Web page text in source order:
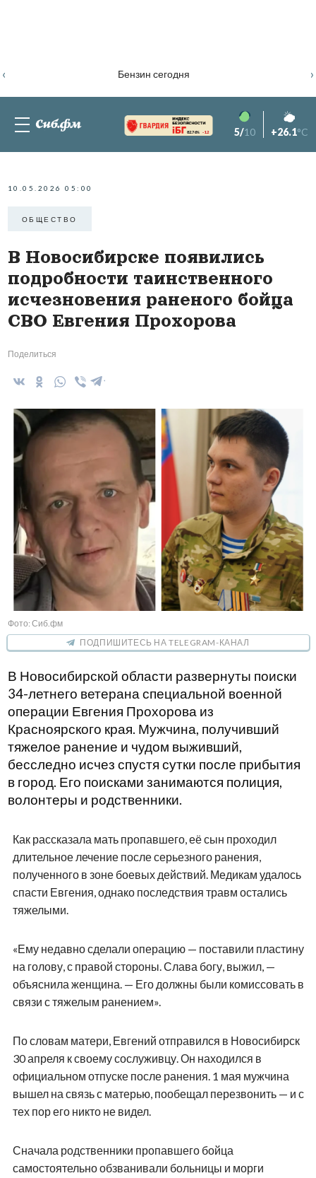
Бензин сегодня
‹ ›
82.76% -1.2 5/10 +26.1°C
10.05.2026 05:00
ОБЩЕСТВО
В Новосибирске появились
подробности таинственного
исчезновения раненого бойца
СВО Евгения Прохорова
Поделиться
Фото: Сиб.фм
ПОДПИШИТЕСЬ НА TELEGRAM-КАНАЛ
В Новосибирской области развернуты поиски
34-летнего ветерана специальной военной
операции Евгения Прохорова из
Красноярского края. Мужчина, получивший
тяжелое ранение и чудом выживший,
бесследно исчез спустя сутки после прибытия
в город. Его поисками занимаются полиция,
волонтеры и родственники.
Как рассказала мать пропавшего, её сын проходил
длительное лечение после серьезного ранения,
полученного в зоне боевых действий. Медикам удалось
спасти Евгения, однако последствия травм остались
тяжелыми.
«Ему недавно сделали операцию — поставили пластину
на голову, с правой стороны. Слава богу, выжил, —
объяснила женщина. — Его должны были комиссовать в
связи с тяжелым ранением».
По словам матери, Евгений отправился в Новосибирск
30 апреля к своему сослуживцу. Он находился в
официальном отпуске после ранения. 1 мая мужчина
вышел на связь с матерью, пообещал перезвонить — и с
тех пор его никто не видел.
Сначала родственники пропавшего бойца
самостоятельно обзванивали больницы и морги